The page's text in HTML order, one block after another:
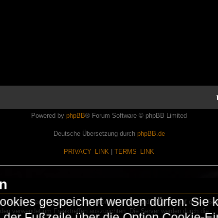
Powered by phpBB® Forum Software © phpBB Limited
Deutsche Übersetzung durch phpBB.de
PRIVACY_LINK TERMS_LINK
Wir sind nicht kommerziell und die Banner auf dieser
verwendet um Freaktreffen auszurichten. Die Server werden durch die
gespeichert werden dürfen. Sie